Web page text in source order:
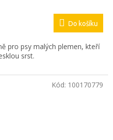
Do košíku
pro psy malých plemen, kteří
srst.
Kód: 100170779